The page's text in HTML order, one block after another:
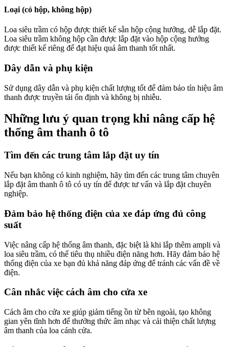
Loại (có hộp, không hộp)
Loa siêu trầm có hộp được thiết kế sẵn hộp cộng hưởng, dễ lắp đặt.
Loa siêu trầm không hộp cần được lắp đặt vào hộp cộng hưởng
được thiết kế riêng để đạt hiệu quả âm thanh tốt nhất.
Dây dẫn và phụ kiện
Sử dụng dây dẫn và phụ kiện chất lượng tốt để đảm bảo tín hiệu âm
thanh được truyền tải ổn định và không bị nhiễu.
Những lưu ý quan trọng khi nâng cấp hệ
thống âm thanh ô tô
Tìm đến các trung tâm lắp đặt uy tín
Nếu bạn không có kinh nghiệm, hãy tìm đến các trung tâm chuyên
lắp đặt âm thanh ô tô có uy tín để được tư vấn và lắp đặt chuyên
nghiệp.
Đảm bảo hệ thống điện của xe đáp ứng đủ công
suất
Việc nâng cấp hệ thống âm thanh, đặc biệt là khi lắp thêm ampli và
loa siêu trầm, có thể tiêu thụ nhiều điện năng hơn. Hãy đảm bảo hệ
thống điện của xe bạn đủ khả năng đáp ứng để tránh các vấn đề về
điện.
Cân nhắc việc cách âm cho cửa xe
Cách âm cho cửa xe giúp giảm tiếng ồn từ bên ngoài, tạo không
gian yên tĩnh hơn để thưởng thức âm nhạc và cải thiện chất lượng
âm thanh của loa cánh cửa.